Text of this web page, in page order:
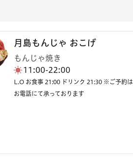
月島もんじゃ おこげ
もんじゃ焼き
11:00-22:00
L.O お食事 21:00 ドリンク 21:30 ※ご予約は
お電話にて承っております